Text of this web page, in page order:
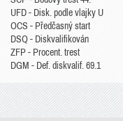
UFD - Disk. podle vlajky U
OCS - Předčasný start
DSQ - Diskvalifikován
ZFP - Procent. trest
DGM - Def. diskvalif. 69.1